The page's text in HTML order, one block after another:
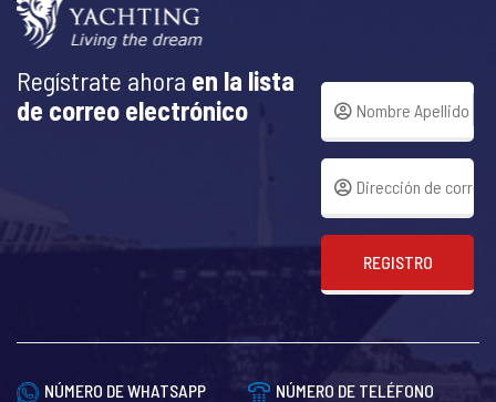
Regístrate ahora en la lista
de correo electrónico
REGISTRO
NÚMERO DE WHATSAPP NÚMERO DE TELÉFONO